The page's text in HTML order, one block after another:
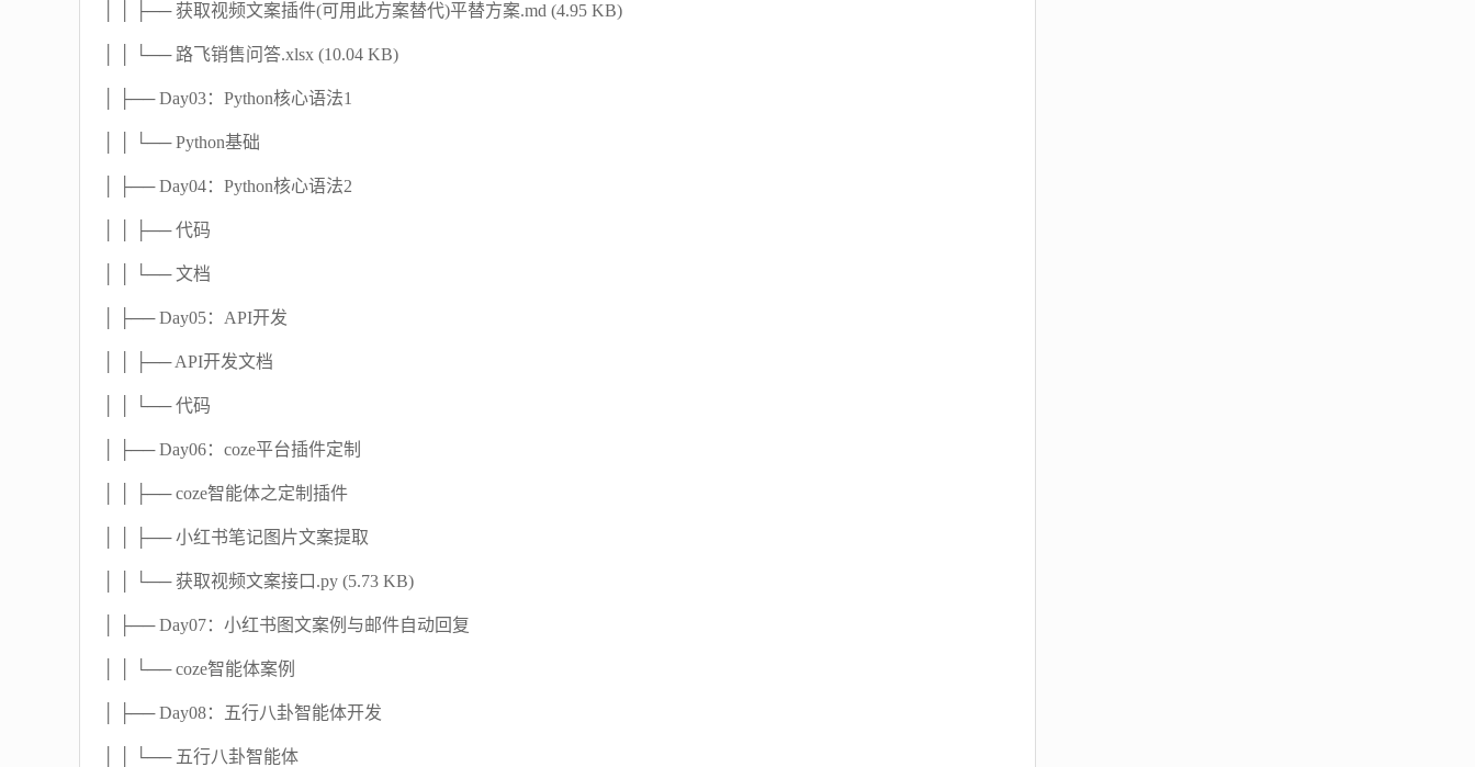
│ │ ├── 获取视频文案插件(可用此方案替代)平替方案.md (4.95 KB)
│ │ └── 路飞销售问答.xlsx (10.04 KB)
│ ├── Day03：Python核心语法1
│ │ └── Python基础
│ ├── Day04：Python核心语法2
│ │ ├── 代码
│ │ └── 文档
│ ├── Day05：API开发
│ │ ├── API开发文档
│ │ └── 代码
│ ├── Day06：coze平台插件定制
│ │ ├── coze智能体之定制插件
│ │ ├── 小红书笔记图片文案提取
│ │ └── 获取视频文案接口.py (5.73 KB)
│ ├── Day07：小红书图文案例与邮件自动回复
│ │ └── coze智能体案例
│ ├── Day08：五行八卦智能体开发
│ │ └── 五行八卦智能体